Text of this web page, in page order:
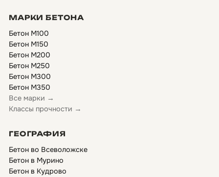
МАРКИ БЕТОНА
Бетон М100
Бетон М150
Бетон М200
Бетон М250
Бетон М300
Бетон М350
Все марки →
Классы прочности →
ГЕОГРАФИЯ
Бетон во Всеволожске
Бетон в Мурино
Бетон в Кудрово